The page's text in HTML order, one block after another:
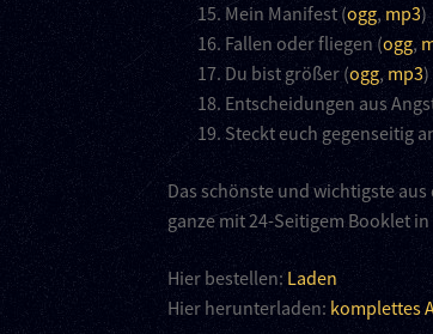
Mein Manifest (ogg, mp3)
Fallen oder fliegen (ogg,
Du bist größer (ogg, mp3)
Entscheidungen aus
Steckt euch gegenseitig
Das schönste und wichtigste
ganze mit 24-Seitigem Booklet
Hier bestellen: Laden
Hier herunterladen: komplettes